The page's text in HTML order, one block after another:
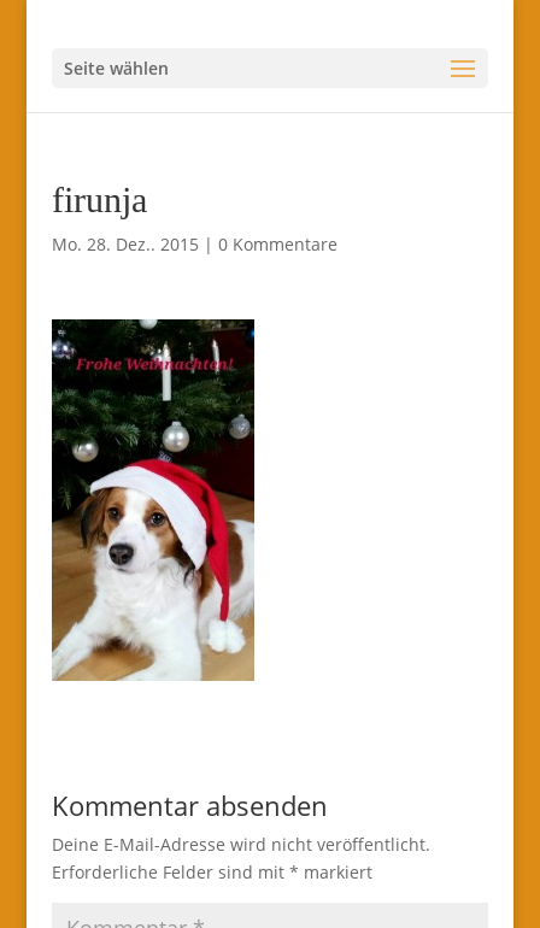
Seite wählen
firunja
Mo. 28. Dez.. 2015 | 0 Kommentare
Kommentar absenden
Deine E-Mail-Adresse wird nicht veröffentlicht.
Erforderliche Felder sind mit * markiert